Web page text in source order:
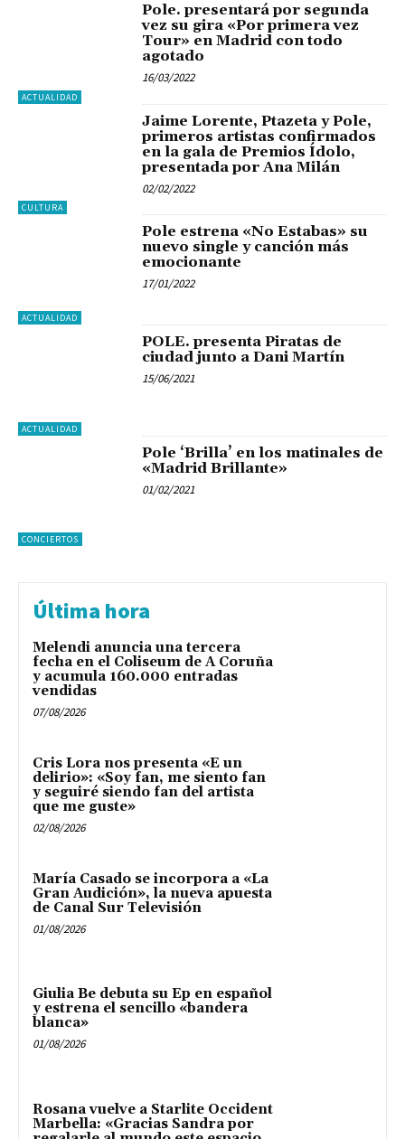
ACTUALIDAD
Pole. presentará por segunda
vez su gira «Por primera vez
Tour» en Madrid con todo
agotado
16/03/2022
CULTURA
Jaime Lorente, Ptazeta y Pole,
primeros artistas confirmados
en la gala de Premios Ídolo,
presentada por Ana Milán
02/02/2022
ACTUALIDAD
Pole estrena «No Estabas» su
nuevo single y canción más
emocionante
17/01/2022
ACTUALIDAD
POLE. presenta Piratas de
ciudad junto a Dani Martín
15/06/2021
CONCIERTOS
Pole ‘Brilla’ en los matinales de
«Madrid Brillante»
01/02/2021
Última hora
Melendi anuncia una tercera
fecha en el Coliseum de A Coruña
y acumula 160.000 entradas
vendidas
07/08/2026
Cris Lora nos presenta «E un
delirio»: «Soy fan, me siento fan
y seguiré siendo fan del artista
que me guste»
02/08/2026
María Casado se incorpora a «La
Gran Audición», la nueva apuesta
de Canal Sur Televisión
01/08/2026
Giulia Be debuta su Ep en español
y estrena el sencillo «bandera
blanca»
01/08/2026
Rosana vuelve a Starlite Occident
Marbella: «Gracias Sandra por